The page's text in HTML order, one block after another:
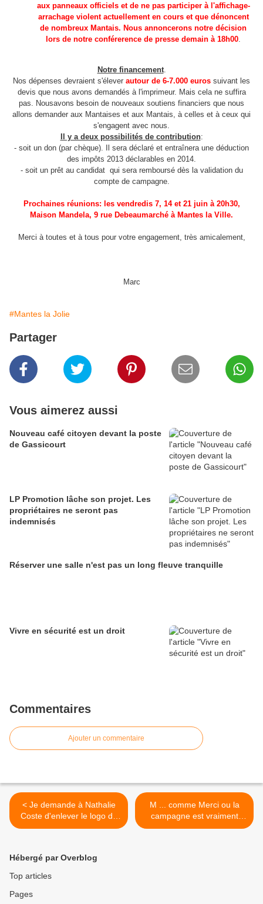
aux panneaux officiels et de ne pas participer à l'affichage-
arrachage violent actuellement en cours et que dénoncent
de nombreux Mantais. Nous annoncerons notre décision
lors de notre conférerence de presse demain à 18h00.
Notre financement.
Nos dépenses devraient s'élever autour de 6-7.000 euros suivant les
devis que nous avons demandés à l'imprimeur. Mais cela ne suffira
pas. Nousavons besoin de nouveaux soutiens financiers que nous
allons demander aux Mantaises et aux Mantais, à celles et à ceux qui
s'engagent avec nous.
Il y a deux possibilités de contribution:
- soit un don (par chèque). Il sera déclaré et entraînera une déduction
des impôts 2013 déclarables en 2014.
- soit un prêt au candidat qui sera remboursé dès la validation du
compte de campagne.
Prochaines réunions: les vendredis 7, 14 et 21 juin à 20h30,
Maison Mandela, 9 rue Debeaumarché à Mantes la Ville.
Merci à toutes et à tous pour votre engagement, très amicalement,
Marc
#Mantes la Jolie
Partager
Vous aimerez aussi
Nouveau café citoyen devant la poste
de Gassicourt
LP Promotion lâche son projet. Les
propriétaires ne seront pas
indemnisés
Réserver une salle n'est pas un long fleuve tranquille
Vivre en sécurité est un droit
Commentaires
Ajouter un commentaire
< Je demande à Nathalie
Coste d'enlever le logo du
PCF de son matériel
M ... comme Merci ou la
campagne est vraiment
lancée >
Hébergé par Overblog
Top articles
Pages